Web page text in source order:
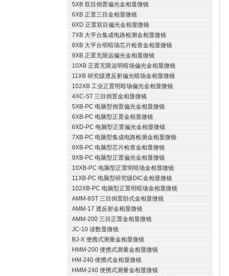
5XB 双目倒置偏光金相显微镜
6XB 正置三目金相显微镜
6XD 正置双目偏光金相显微镜
7XB 大平台集成电路检测金相显微镜
8XB 大平台明暗场芯片检查金相显微镜
9XB 正置无限远偏光金相显微镜
10XB 正置无限远明暗场偏光金相显微镜
11XB 研究级透反射偏光暗场金相显微镜
102XB 工业正置明暗场偏光金相显微镜
4XC-ST 三目倒置金相显微镜
5XB-PC 电脑型倒置偏光金相显微镜
6XB-PC 电脑型正置金相显微镜
6XD-PC 电脑型正置偏光金相显微镜
7XB-PC 电脑型集成电路检测金相显微镜
8XB-PC 电脑型芯片检查金相显微镜
9XB-PC 电脑型正置偏光金相显微镜
10XB-PC 电脑型正置明暗场金相显微镜
11XB-PC 电脑型研究级DIC金相显微镜
102XB-PC 电脑型正置明暗场金相显微镜
AMM-8ST 三目倒置卧式金相显微镜
AMM-17 透反射金相显微镜
AMM-200 三目正置金相显微镜
JC-10 读数显微镜
BJ-X 便携式测量金相显微镜
HMM-200 便携式测量金相显微镜
HM-240 便携式金相显微镜
HMM-240 便携式测量金相显微镜